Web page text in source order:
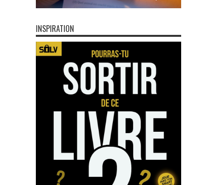
INSPIRATION